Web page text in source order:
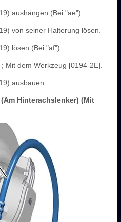
aushängen (Bei "ae").
von seiner Halterung lösen.
lösen (Bei "af").
Mit dem Werkzeug [0194-2E].
ausbauen.
Hinterachslenker) (Mit